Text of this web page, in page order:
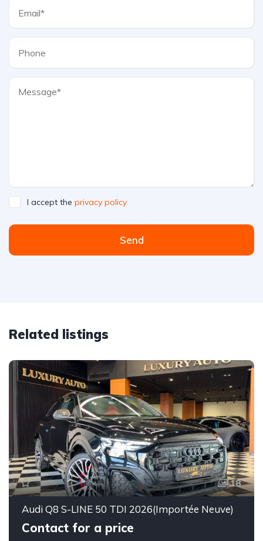
I accept the privacy policy
Send
Related listings
18
Audi Q8 S-LINE 50 TDI 2026(Importée Neuve)
Contact for a price